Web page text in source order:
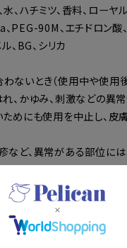
、ハチミツ、香料、ローヤ
、PEG-90M、エチドロン酸
、BG、シリカ
ないとき（使用中や使用
れ、かゆみ、刺激などの異
ためにも使用を中止し、
など、異常がある部位に
すらず直ちに洗い流してく
にご相談ください。
低温の場所、直射日光のあ
保管しないでください。